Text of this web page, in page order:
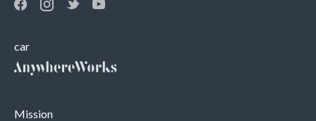
car
Mission